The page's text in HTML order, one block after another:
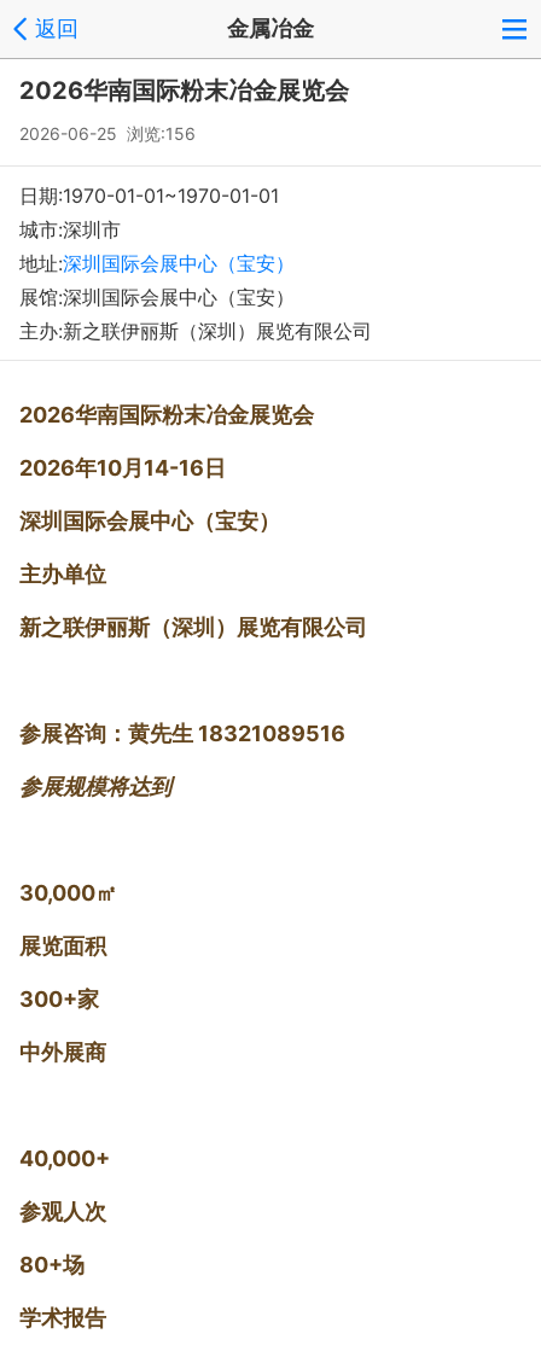
返回 金属冶金
2026华南国际粉末冶金展览会
2026-06-25 浏览:156
日期:1970-01-01~1970-01-01
城市:深圳市
地址:深圳国际会展中心（宝安）
展馆:深圳国际会展中心（宝安）
主办:新之联伊丽斯（深圳）展览有限公司
2026华南国际粉末冶金展览会
2026年10月14-16日
深圳国际会展中心（宝安）
主办单位
新之联伊丽斯（深圳）展览有限公司
参展咨询：黄先生 18321089516
参展规模将达到
30,000㎡
展览面积
300+家
中外展商
40,000+
参观人次
80+场
学术报告